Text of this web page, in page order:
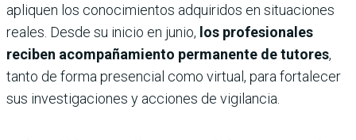
apliquen los conocimientos adquiridos en situaciones
reales. Desde su inicio en junio, los profesionales
reciben acompañamiento permanente de tutores,
tanto de forma presencial como virtual, para fortalecer
sus investigaciones y acciones de vigilancia.